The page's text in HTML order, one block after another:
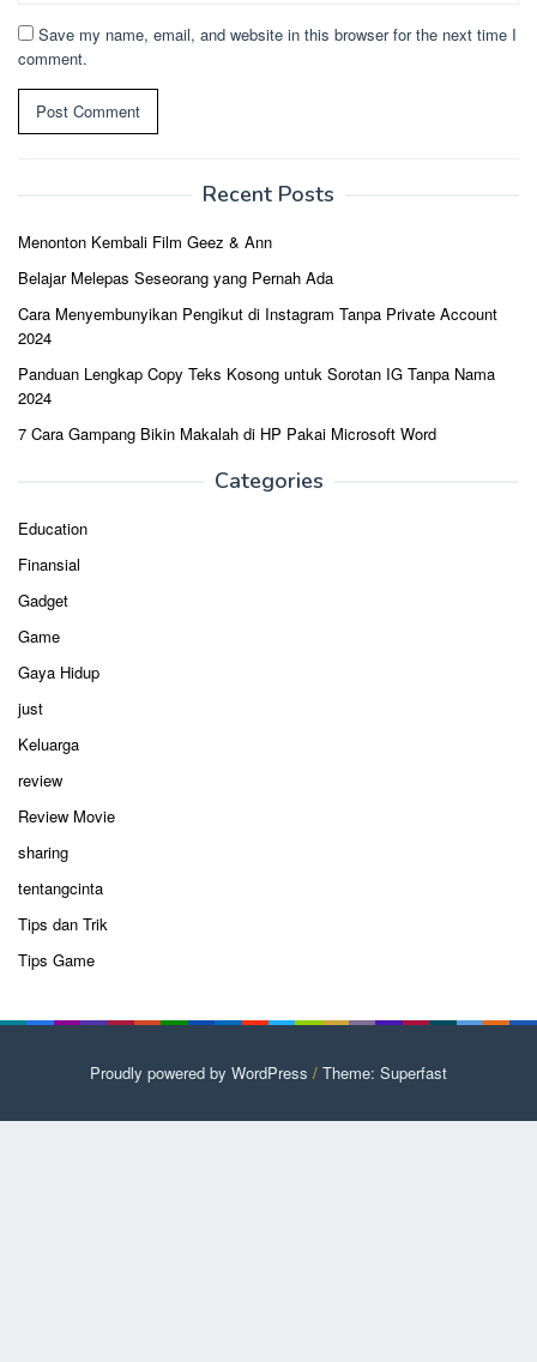
Save my name, email, and website in this browser for the next time I
comment.
Recent Posts
Menonton Kembali Film Geez & Ann
Belajar Melepas Seseorang yang Pernah Ada
Cara Menyembunyikan Pengikut di Instagram Tanpa Private Account
2024
Panduan Lengkap Copy Teks Kosong untuk Sorotan IG Tanpa Nama
2024
7 Cara Gampang Bikin Makalah di HP Pakai Microsoft Word
Categories
Education
Finansial
Gadget
Game
Gaya Hidup
just
Keluarga
review
Review Movie
sharing
tentangcinta
Tips dan Trik
Tips Game
Proudly powered by WordPress / Theme: Superfast